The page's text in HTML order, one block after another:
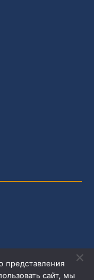
представления
сайт, мы